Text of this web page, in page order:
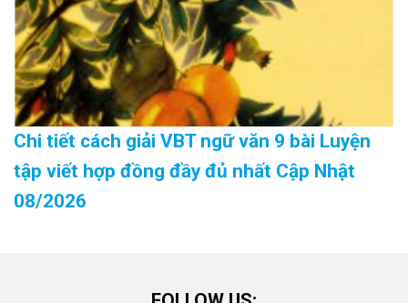
Chi tiết cách giải VBT ngữ văn 9 bài Luyện
tập viết hợp đồng đầy đủ nhất Cập Nhật
08/2026